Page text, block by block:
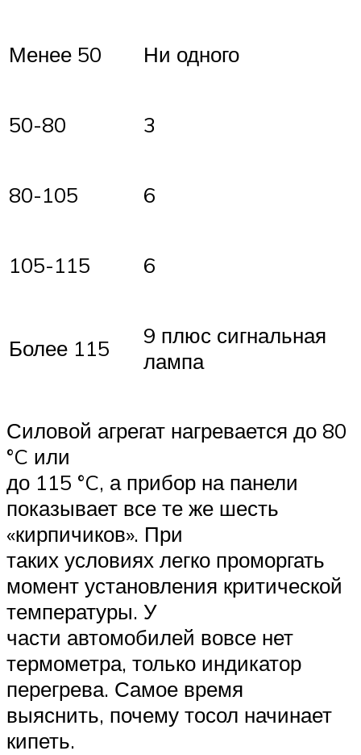
Менее 50 Ни одного
50-80 3
80-105 6
105-115 6
Более 115
9 плюс сигнальная
лампа
Силовой агрегат нагревается до 80
°C или
до 115 °C, а прибор на панели
показывает все те же шесть
«кирпичиков». При
таких условиях легко проморгать
момент установления критической
температуры. У
части автомобилей вовсе нет
термометра, только индикатор
перегрева. Самое время
выяснить, почему тосол начинает
кипеть.